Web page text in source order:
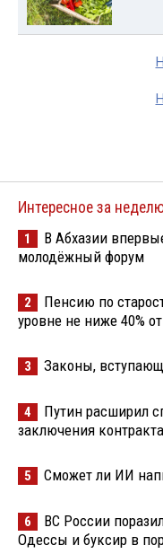
Интересное за
1
В Абхазии
молодёжный форум
2
Пенсию по
уровне не ниже 40%
3 Законы,
4
Путин расширил
заключения
5 Сможет ли ИИ
6
ВС России
Одессы и буксир в